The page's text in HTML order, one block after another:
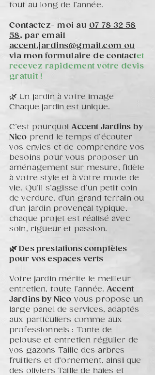
tout au long de l’année.
Contactez- moi au 07 78 32 58
58, par email
accent.jardins@gmail.com ou
via mon formulaire de contactet
recevez rapidement votre devis
gratuit !
🌿 Un jardin à votre image
Chaque jardin est unique.
C’est pourquoiAccent Jardins by
Nico prend le temps d’écouter
vos envies et de comprendre vos
besoins pour vous proposer un
aménagement sur mesure, fidèle
à votre style et à votre mode de
vie. Qu’il s’agisse d’un petit coin
de verdure, d’un grand terrain ou
d’un jardin provençal typique,
chaque projet est réalisé avec
soin, rigueur et passion.
🌿 Des prestations complètes
pour vos espaces verts
Votre jardin mérite le meilleur
entretien, toute l’année.Accent
Jardins by Nico vous propose un
large panel de services, adaptés
aux particuliers comme aux
professionnels : Tonte de
pelouse et entretien régulier de
vos gazons Taille des arbres
fruitiers et d’ornement, ainsi que
des oliviers Taille de haies et